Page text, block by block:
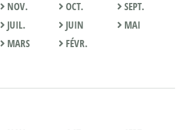
NOV. OCT.
SEPT.
JUIL. JUIN
MAI
MARS
FÉVR.